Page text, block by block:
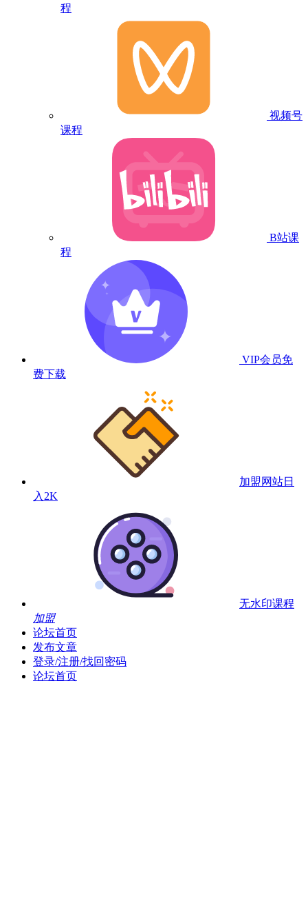
程
视频号
课程
B站课
程
VIP会员免
费下载
加盟网站日
入2K
无水印课程
加盟
论坛首页
发布文章
登录/注册/找回密码
论坛首页